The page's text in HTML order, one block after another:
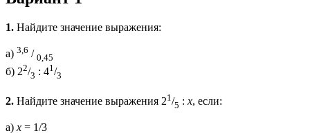
1. Найдите значение выражения:
а) 3,6 / 0,45
б) 22/3 : 41/3
2. Найдите значение выражения 21 /5 : х, если:
а) х = 1/3